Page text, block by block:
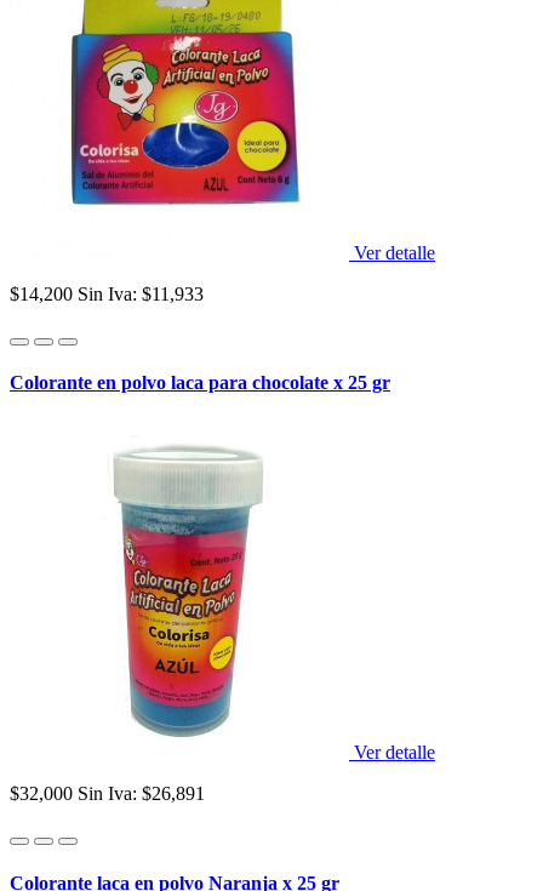
Ver detalle
$14,200 Sin Iva: $11,933
Colorante en polvo laca para chocolate x 25 gr
Ver detalle
$32,000 Sin Iva: $26,891
Colorante laca en polvo Naranja x 25 gr